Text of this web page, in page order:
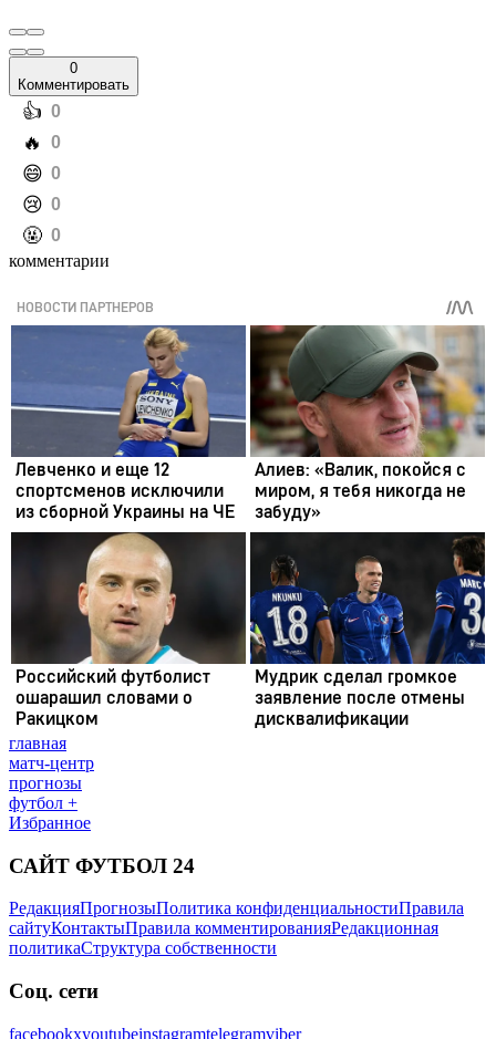
0
Комментировать
️👍 0
️🔥 0
️😄 0
️😢 0
️🤬 0
комментарии
главная
матч-центр
прогнозы
футбол +
Избранное
САЙТ ФУТБОЛ 24
РедакцияПрогнозыПолитика конфиденциальностиПравила
сайтуКонтактыПравила комментированияРедакционная
политикаСтруктура собственности
Соц. сети
facebookxyoutubeinstagramtelegramviber